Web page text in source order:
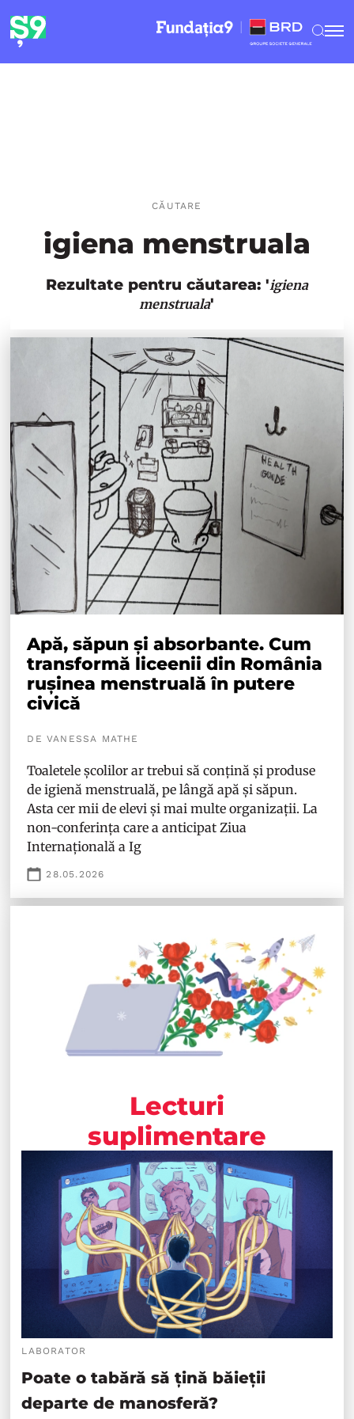
CĂUTARE
igiena menstruala
Rezultate pentru căutarea: 'igiena
menstruala'
Apă, săpun și absorbante. Cum
transformă liceenii din România
rușinea menstruală în putere
civică
DE VANESSA MATHE
Toaletele școlilor ar trebui să conțină și produse
de igienă menstruală, pe lângă apă și săpun.
Asta cer mii de elevi și mai multe organizații. La
non-conferința care a anticipat Ziua
Internațională a Ig
28.05.2026
Lecturi
suplimentare
LABORATOR
Poate o tabără să țină băieții
departe de manosferă?